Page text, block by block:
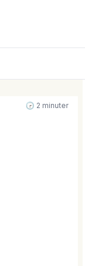
🕝 2 minuter